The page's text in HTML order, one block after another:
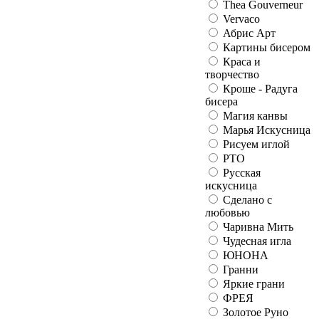
Thea Gouverneur
Vervaco
Абрис Арт
Картины бисером
Краса и
творчество
Кроше - Радуга
бисера
Магия канвы
Марья Искусница
Рисуем иглой
РТО
Русская
искусница
Сделано с
любовью
Чаривна Мить
Чудесная игла
ЮНОНА
Гранни
Яркие грани
ФРЕЯ
Золотое Руно